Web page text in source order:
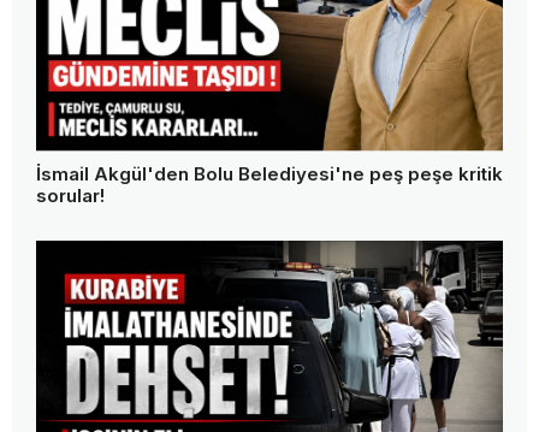
"Anne beni kurtar" dedi, sırra kadem bastı! Gözü
yaşlı anne oğlundan 13 gündür haber alamıyor